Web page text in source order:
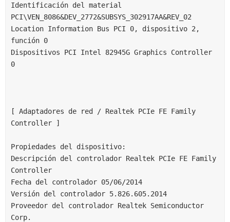
Identificación del material
PCI\VEN_8086&DEV_2772&SUBSYS_302917AA&REV_02
Location Information Bus PCI 0, dispositivo 2,
función 0
Dispositivos PCI Intel 82945G Graphics Controller
0
[ Adaptadores de red / Realtek PCIe FE Family
Controller ]
Propiedades del dispositivo:
Descripción del controlador Realtek PCIe FE Family
Controller
Fecha del controlador 05/06/2014
Versión del controlador 5.826.605.2014
Proveedor del controlador Realtek Semiconductor
Corp.